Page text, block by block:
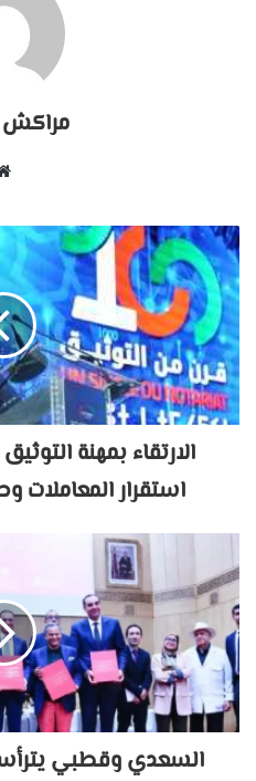
الارتقاء بمهنة
استقرار
السعدي وقطبي